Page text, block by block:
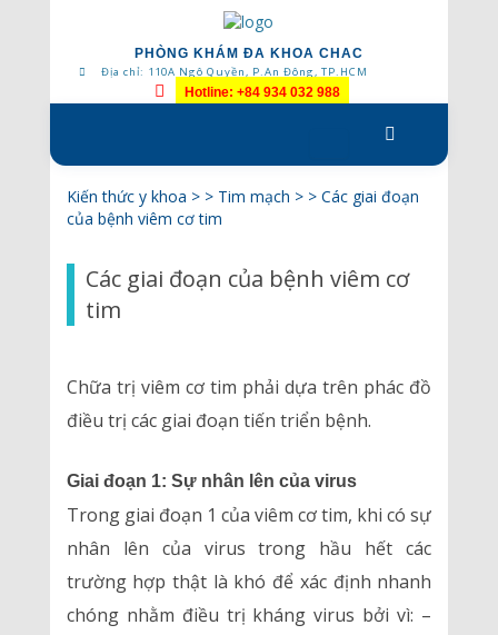
PHÒNG KHÁM ĐA KHOA CHAC
Địa chỉ: 110A Ngô Quyền, P.An Đông, TP.HCM
Hotline: +84 934 032 988
to
content
Kiến thức y khoa > > Tim mạch > > Các giai đoạn
của bệnh viêm cơ tim
Các giai đoạn của bệnh viêm cơ
tim
Chữa trị viêm cơ tim phải dựa trên phác đồ
điều trị các giai đoạn tiến triển bệnh.
Giai đoạn 1: Sự nhân lên của virus
Trong giai đoạn 1 của viêm cơ tim, khi có sự
nhân lên của virus trong hầu hết các
trường hợp thật là khó để xác định nhanh
chóng nhằm điều trị kháng virus bởi vì: –